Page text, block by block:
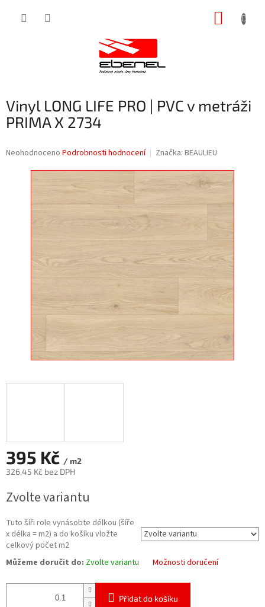
Vinyl LONG LIFE PRO | PVC v metráži
PRIMA X 2734
Průměrné
produktu
Neohodnoceno Podrobnosti hodnocení Značka: BEAULIEU
395 Kč / m2
326,45 Kč bez DPH
cena:
Zvolte variantu
Tuto šíři role vynásobte délkou (šíře
x délka = m2) a do košíku vložte
celkový počet m2
Můžeme doručit do: Zvolte variantu Možnosti doručení
Přidat do košíku